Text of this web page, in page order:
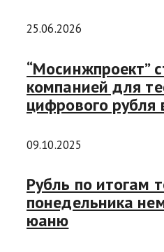
25.06.2026
“Мосинжпроект”
компанией для
цифрового рубля
09.10.2025
Рубль по итогам
понедельника
юаню